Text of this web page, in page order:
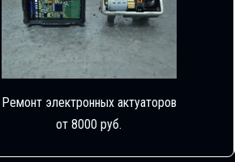
Ремонт электронных актуаторов
от 8000 руб.